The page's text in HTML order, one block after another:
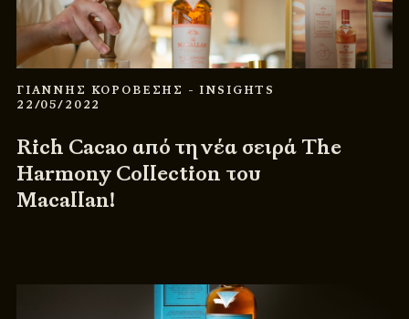
ΓΙΑΝΝΗΣ ΚΟΡΟΒΕΣΗΣ - INSIGHTS
22/05/2022
Rich Cacao από τη νέα σειρά The
Harmony Collection του
Macallan!